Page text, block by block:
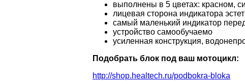
выполнены в 5 цветах: красном,
лицевая сторона индикатора
самый маленький индикатор
устройство самообучаемо
усиленная конструкция,
Подобрать блок под ваш мотоцикл:
http://shop.healtech.ru/podbokra-bloka